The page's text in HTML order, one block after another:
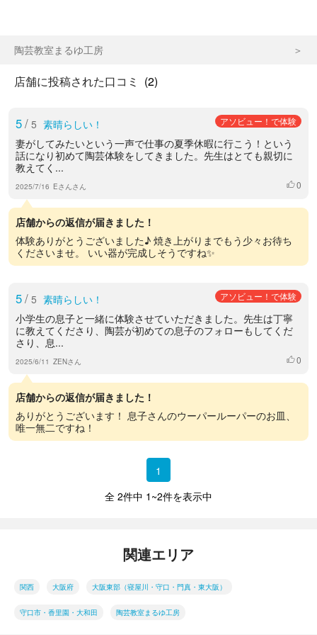
陶芸教室まるゆ工房
店舗に投稿された口コミ (2)
5/ 5 素晴らしい！ アソビュー！で体験
妻がしてみたいという一声で仕事の夏季休暇に行こう！という
話になり初めて陶芸体験をしてきました。先生はとても親切に
教えてく...
2025/7/16 Eさんさん いいね
0
店舗からの返信が届きました！
体験ありがとうございました♪ 焼き上がりまでもう少々お待ち
くださいませ。 いい器が完成しそうですね✨
5/ 5 素晴らしい！ アソビュー！で体験
小学生の息子と一緒に体験させていただきました。先生は丁寧
に教えてくださり、陶芸が初めての息子のフォローもしてくだ
さり、息...
2025/6/11 ZENさん いいね
0
店舗からの返信が届きました！
ありがとうございます！ 息子さんのウーパールーパーのお皿、
唯一無二ですね！
1
全 2件中 1~2件を表示中
関連エリア
関西 大阪府 大阪東部（寝屋川・守口・門真・東大阪）
守口市・香里園・大和田 陶芸教室まるゆ工房